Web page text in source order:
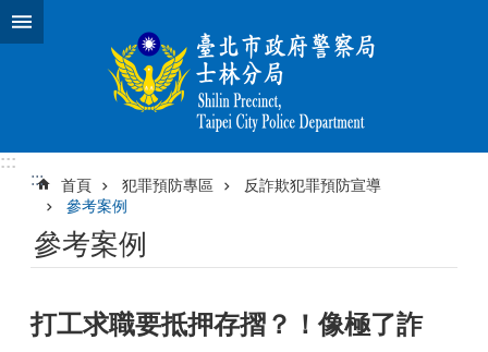
跳到主要內容區塊
:::
:::
首頁 犯罪預防專區
反詐欺犯罪預防宣導
參考案例
參考案例
打工求職要抵押存摺？！像極了詐